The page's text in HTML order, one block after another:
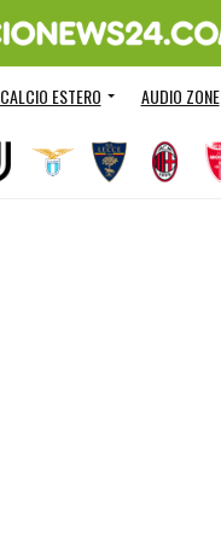
CALCIO ESTERO AUDIO ZONE